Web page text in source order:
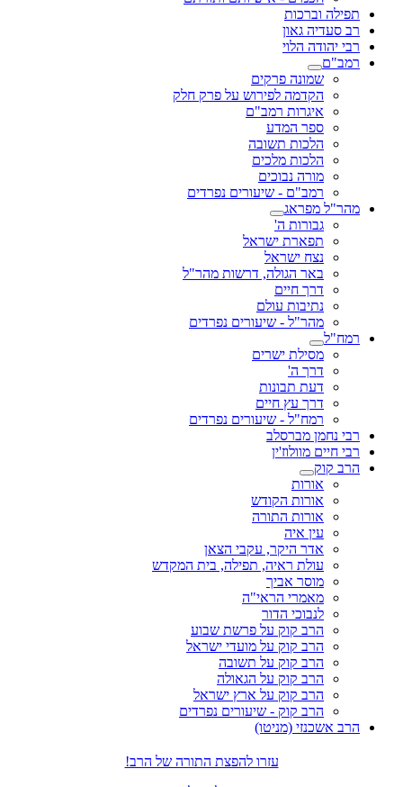
תפילה וברכות
רב סעדיה גאון
רבי יהודה הלוי
רמב"ם
שמונה פרקים
הקדמה לפירוש על פרק חלק
איגרות רמב"ם
ספר המדע
הלכות תשובה
הלכות מלכים
מורה נבוכים
רמב"ם - שיעורים נפרדים
מהר"ל מפראג
גבורות ה'
תפארת ישראל
נצח ישראל
באר הגולה, דרשות מהר"ל
דרך חיים
נתיבות עולם
מהר"ל - שיעורים נפרדים
רמח"ל
מסילת ישרים
דרך ה'
דעת תבונות
דרך עץ חיים
רמח"ל - שיעורים נפרדים
רבי נחמן מברסלב
רבי חיים מוולוז'ין
הרב קוק
אורות
אורות הקודש
אורות התורה
עין איה
אדר היקר, עקבי הצאן
עולת ראיה, תפילה, בית המקדש
מוסר אביך
מאמרי הראי"ה
לנבוכי הדור
הרב קוק על פרשת שבוע
הרב קוק על מועדי ישראל
הרב קוק על תשובה
הרב קוק על הגאולה
הרב קוק על ארץ ישראל
הרב קוק - שיעורים נפרדים
הרב אשכנזי (מניטו)
עזרו להפצת התורה של הרב!